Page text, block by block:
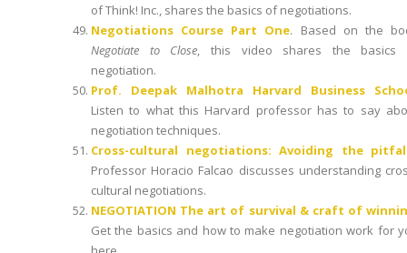
of Think! Inc., shares the basics of negotiations.
Negotiations Course Part One. Based on the
Negotiate to Close, this video shares the basics
negotiation.
Prof. Deepak Malhotra Harvard Business
Listen to what this Harvard professor has to say
negotiation techniques.
Cross-cultural negotiations: Avoiding the
Professor Horacio Falcao discusses understanding
cultural negotiations.
NEGOTIATION The art of survival & craft of
Get the basics and how to make negotiation work for